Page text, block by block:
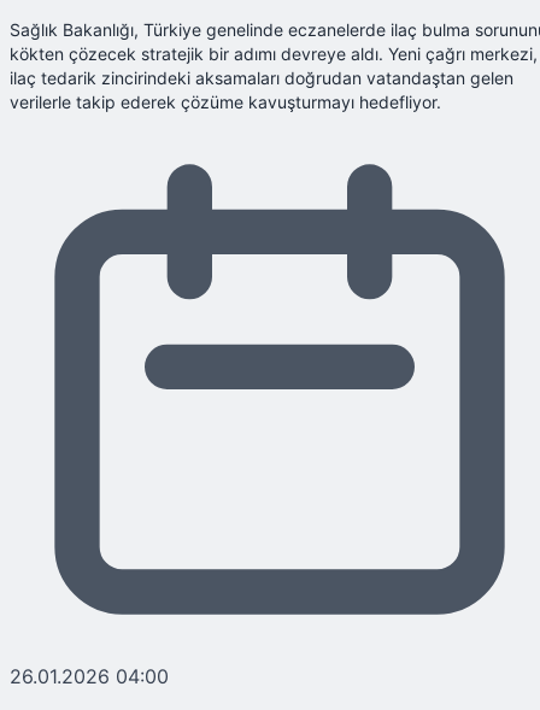
Sağlık Bakanlığı, Türkiye genelinde eczanelerde ilaç bulma
kökten çözecek stratejik bir adımı devreye aldı. Yeni çağrı merkezi,
ilaç tedarik zincirindeki aksamaları doğrudan vatandaştan gelen
verilerle takip ederek çözüme kavuşturmayı hedefliyor.
26.01.2026 04:00